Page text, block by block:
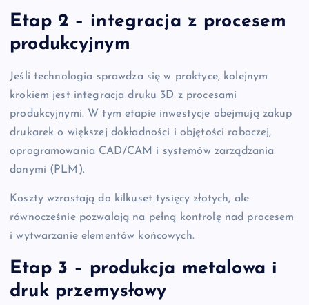
Etap 2 – integracja z procesem
produkcyjnym
Jeśli technologia sprawdza się w praktyce, kolejnym
krokiem jest integracja druku 3D z procesami
produkcyjnymi. W tym etapie inwestycje obejmują zakup
drukarek o większej dokładności i objętości roboczej,
oprogramowania CAD/CAM i systemów zarządzania
danymi (PLM).
Koszty wzrastają do kilkuset tysięcy złotych, ale
równocześnie pozwalają na pełną kontrolę nad procesem
i wytwarzanie elementów końcowych.
Etap 3 – produkcja metalowa i
druk przemysłowy